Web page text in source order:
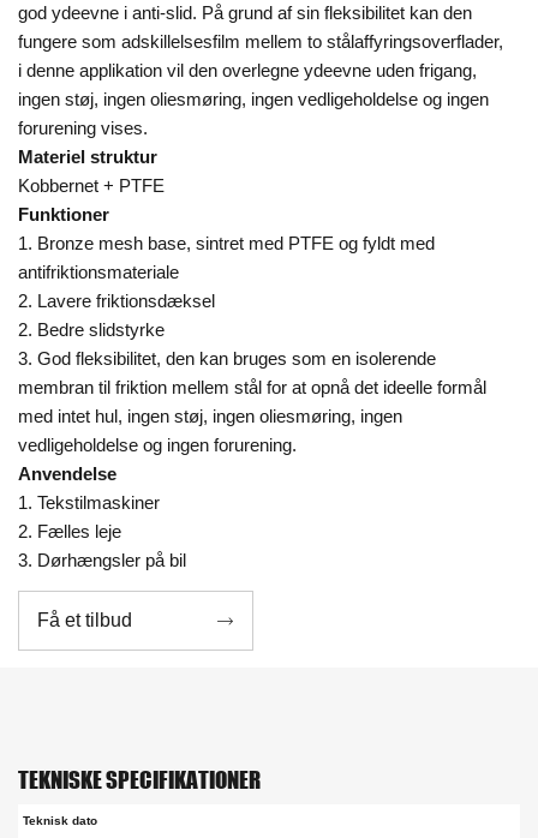
god ydeevne i anti-slid. På grund af sin fleksibilitet kan den
fungere som adskillelsesfilm mellem to stålaffyringsoverflader,
i denne applikation vil den overlegne ydeevne uden frigang,
ingen støj, ingen oliesmøring, ingen vedligeholdelse og ingen
forurening vises.
Materiel struktur
Kobbernet + PTFE
Funktioner
1. Bronze mesh base, sintret med PTFE og fyldt med
antifriktionsmateriale
2. Lavere friktionsdæksel
2. Bedre slidstyrke
3. God fleksibilitet, den kan bruges som en isolerende
membran til friktion mellem stål for at opnå det ideelle formål
med intet hul, ingen støj, ingen oliesmøring, ingen
vedligeholdelse og ingen forurening.
Anvendelse
1. Tekstilmaskiner
2. Fælles leje
3. Dørhængsler på bil
Få et tilbud 
TEKNISKE SPECIFIKATIONER
Teknisk dato